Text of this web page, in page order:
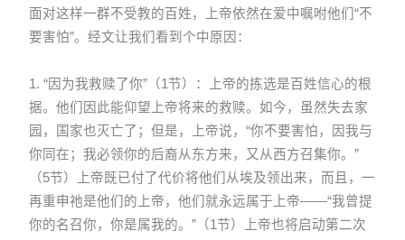
面对这样一群不受教的百姓，上帝依然在爱中嘱咐他们“不
要害怕”。经文让我们看到个中原因：
1. “因为我救赎了你”（1节）：上帝的拣选是百姓信心的根
据。他们因此能仰望上帝将来的救赎。如今，虽然失去家
园，国家也灭亡了；但是，上帝说，“你不要害怕，因我与
你同在；我必领你的后裔从东方来，又从西方召集你。”
（5节）上帝既已付了代价将他们从埃及领出来，而且，一
再重申祂是他们的上帝，他们就永远属于上帝——“我曾提
你的名召你，你是属我的。”（1节）上帝也将启动第二次